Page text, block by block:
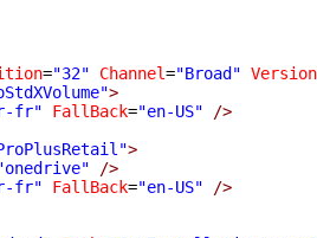
="32" Channel="Broad" Version
>
fr" FallBack="en-US"
/>
>
/>
fr" FallBack="en-US"
/>